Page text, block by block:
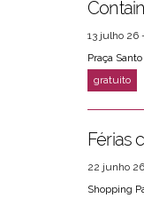
13 julho 26
Praça
Férias
22 junho
Shopping